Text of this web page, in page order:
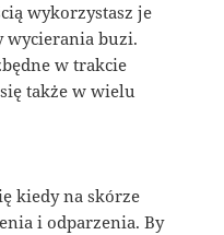
wykorzystasz je
wycierania buzi.
w trakcie
także w wielu
kiedy na skórze
i odparzenia. By